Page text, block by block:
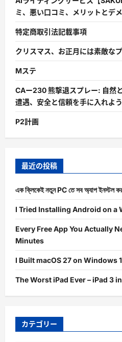
ミ、悪い口コミ、メリットとデ
特定商取引法記載事項
クリスマス、お正月には素敵な
Mステ
CAー230 熊撃退スプレー: 自然
遭遇、安全と信頼を手に入れよう
P2計画
最近の投稿
এক ক্লিকেই নতুন PC তে সব অ্যাপ ইনস্টল
I Tried Installing Android on a
Every Free App You Actually
Minutes
I Built macOS 27 on Windows
The Worst iPad Ever – iPad 3
カテゴリー